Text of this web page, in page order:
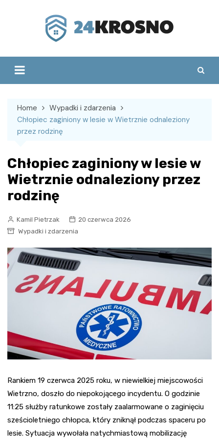
Home
Wypadki i zdarzenia
Chłopiec zaginiony w lesie w Wietrznie odnaleziony
przez rodzinę
Chłopiec zaginiony w lesie w
Wietrznie odnaleziony przez
rodzinę
Kamil Pietrzak
20 czerwca 2026
Wypadki i zdarzenia
Rankiem 19 czerwca 2025 roku, w niewielkiej miejscowości
Wietrzno, doszło do niepokojącego incydentu. O godzinie
11:25 służby ratunkowe zostały zaalarmowane o zaginięciu
sześcioletniego chłopca, który zniknął podczas spaceru po
lesie. Sytuacja wywołała natychmiastową mobilizację